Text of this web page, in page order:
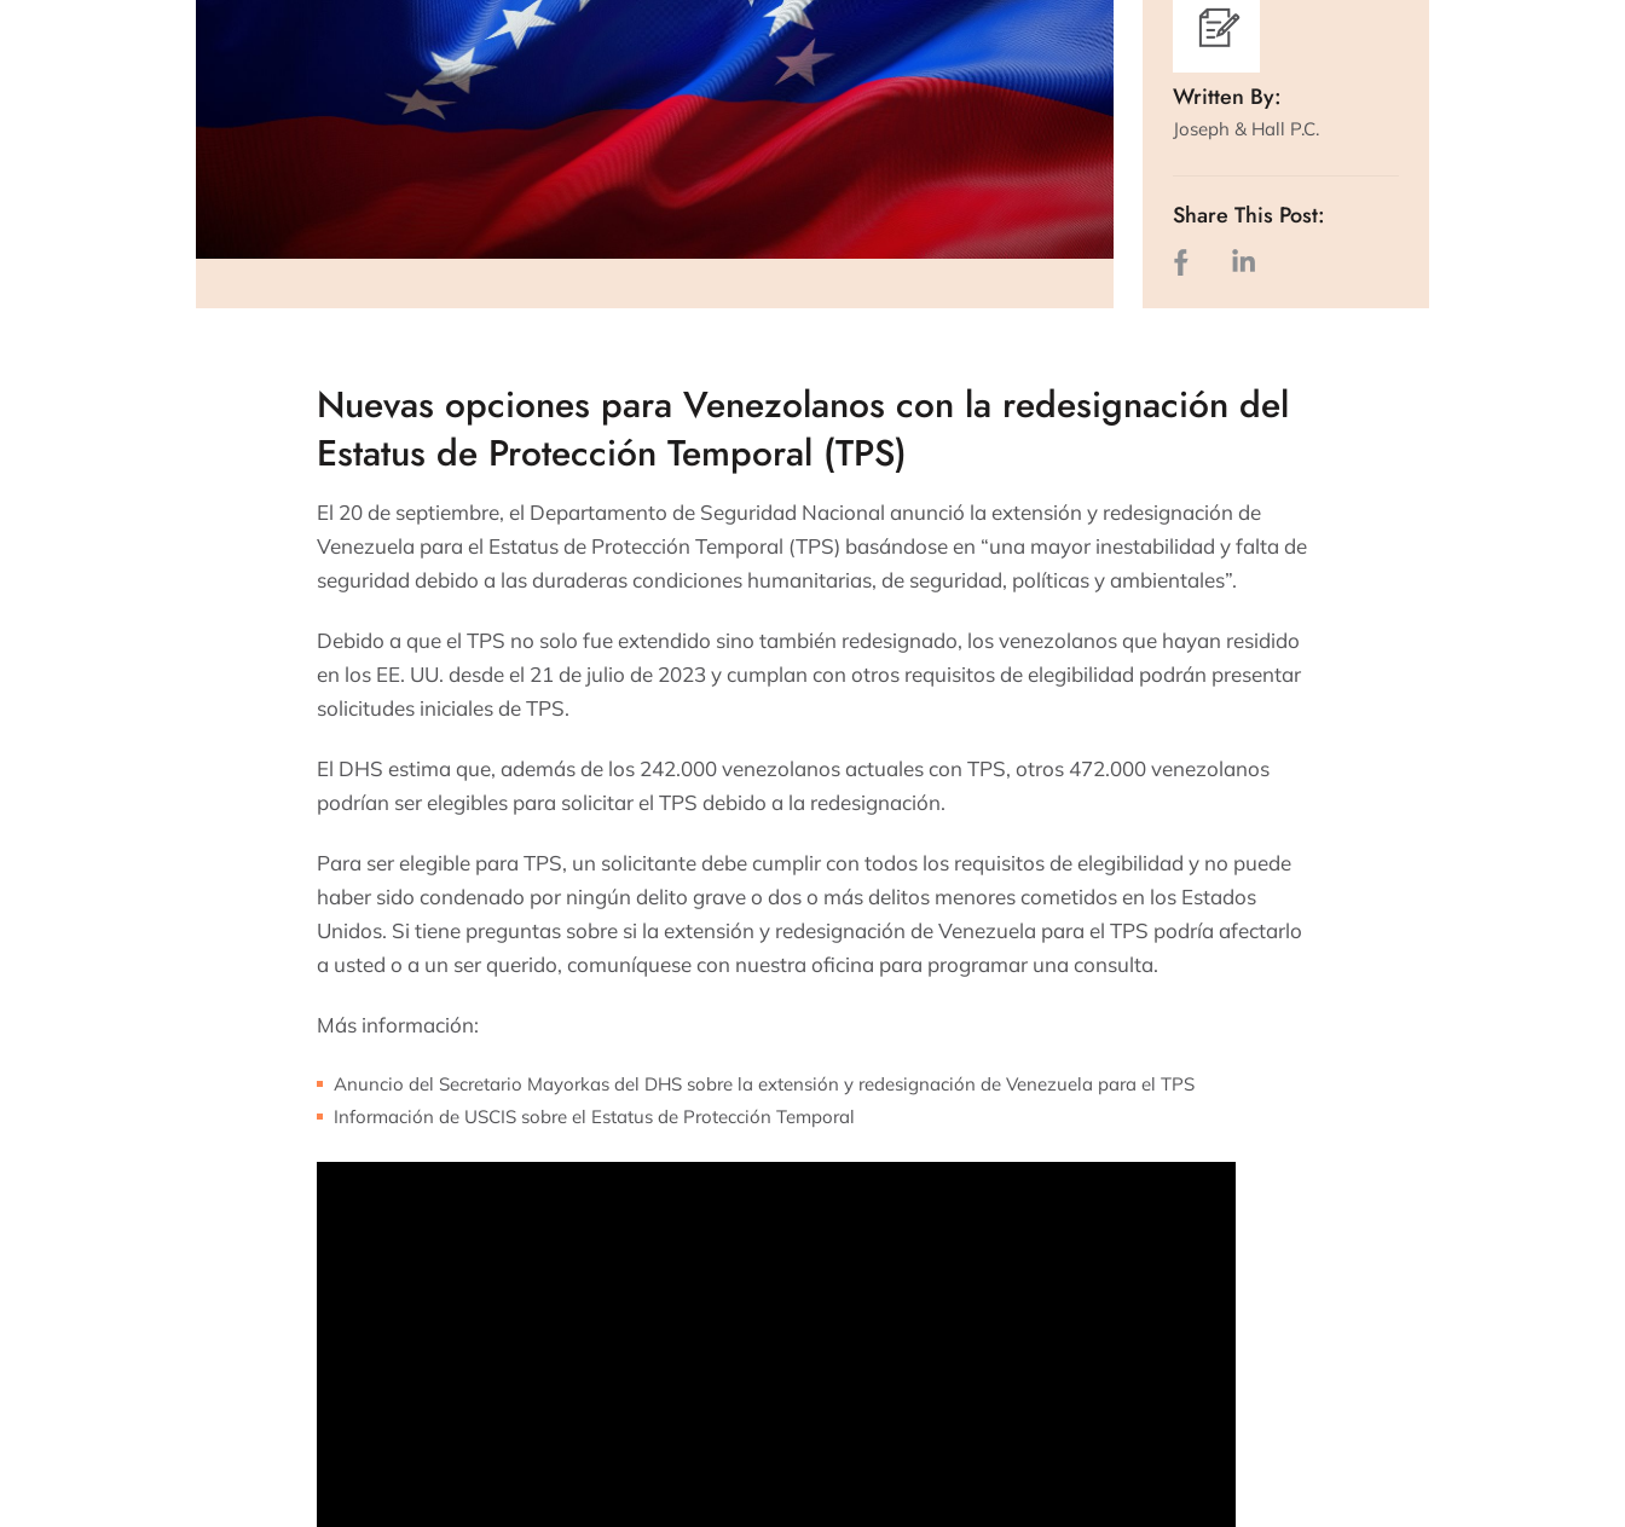
Written By:
Joseph & Hall P.C.
Share This Post:
Nuevas opciones para Venezolanos con la redesignación del
Estatus de Protección Temporal (TPS)
El 20 de septiembre, el Departamento de Seguridad Nacional anunció la extensión y redesignación de
Venezuela para el Estatus de Protección Temporal (TPS) basándose en “una mayor inestabilidad y falta de
seguridad debido a las duraderas condiciones humanitarias, de seguridad, políticas y ambientales”.
Debido a que el TPS no solo fue extendido sino también redesignado, los venezolanos que hayan residido
en los EE. UU. desde el 21 de julio de 2023 y cumplan con otros requisitos de elegibilidad podrán presentar
solicitudes iniciales de TPS.
El DHS estima que, además de los 242.000 venezolanos actuales con TPS, otros 472.000 venezolanos
podrían ser elegibles para solicitar el TPS debido a la redesignación.
Para ser elegible para TPS, un solicitante debe cumplir con todos los requisitos de elegibilidad y no puede
haber sido condenado por ningún delito grave o dos o más delitos menores cometidos en los Estados
Unidos. Si tiene preguntas sobre si la extensión y redesignación de Venezuela para el TPS podría afectarlo
a usted o a un ser querido, comuníquese con nuestra oficina para programar una consulta.
Más información:
Anuncio del Secretario Mayorkas del DHS sobre la extensión y redesignación de Venezuela para el TPS
Información de USCIS sobre el Estatus de Protección Temporal